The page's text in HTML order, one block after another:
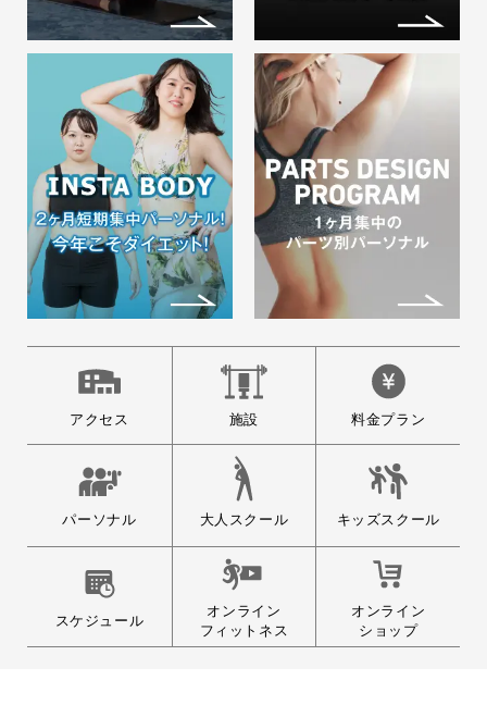
2026.08.01
★ビジターチケット販売【8/31
まで】のお知らせ★
「ビジターチケット」とは… 会員登
録をしなくても、…
2026.08.01
【エステルーム】 お得なお知
らせ
メガロス吉祥寺館内エステルームの
ご案内 メガロス吉…
アクセス 施設 料金プラン
パーソナル 大人スクール キッズスクール
スケジュール
オンライン
フィットネス
オンライン
ショップ